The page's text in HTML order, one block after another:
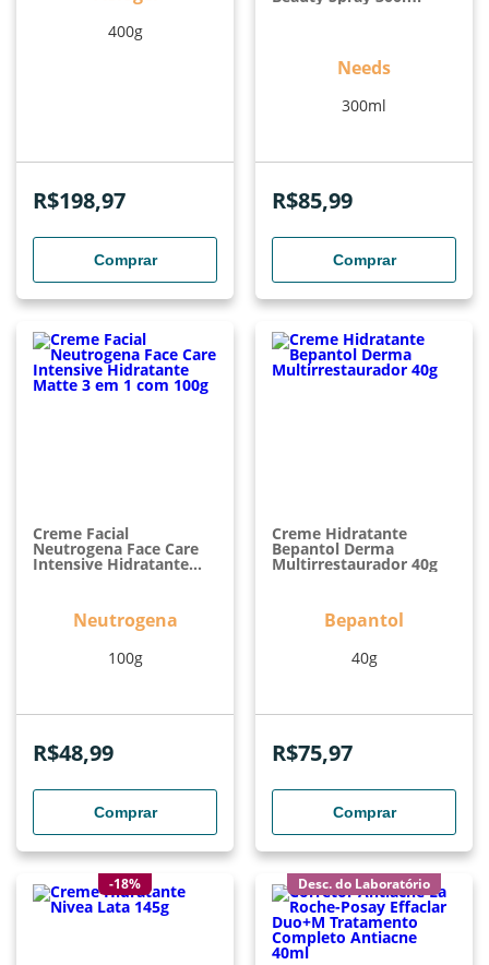
400g
R$198,97
Comprar
Needs
300ml
R$85,99
Comprar
Creme Facial
Neutrogena Face Care
Intensive Hidratante
Neutrogena
100g
R$48,99
Comprar
Creme Hidratante
Bepantol Derma
Multirrestaurador 40g
Bepantol
40g
R$75,97
Comprar
-18% Desc. do Laboratório